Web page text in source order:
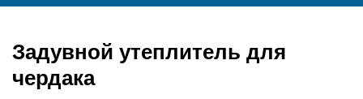
Задувной утеплитель для
чердака